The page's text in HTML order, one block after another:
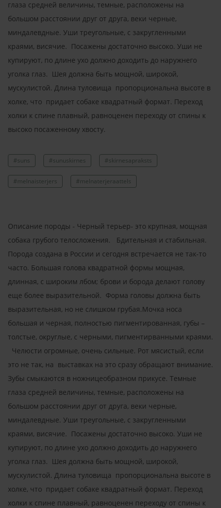
глаза средней величины, темные, расположены на
большом расстоянии друг от друга, веки черные,
миндалевдные. Уши треугольные, с закругленными
краями, висячие. Посажены достаточно высоко. Уши не
купируют, по длине ухо должно доходить до наружнего
уголка глаз. Шея должна быть мощной, широкой,
мускулистой. Длина туловища пропорциональна высоте в
холке, что придает собаке квадратный формат. Переход
холки к спине плавный, равноценен переходу от спины к
высоко посаженному хвосту.
#suns #sunuskirnes #skirnesapraksts
#melnaisterjers #melnaterjeraattels
Описание породы - Черный терьер- это крупная, мощная
собака грубого телосложения. Бдительная и стабильная.
Порода создана в России и сегодня встречается не так-то
часто. Большая голова квадратной формы мощная,
длинная, с широким лбом; брови и борода делают голову
еще более выразительной. Форма головы должна быть
выразительная, но не слишком грубая.Мочка носа
большая и черная, полностью пигментированная, губы –
толстые, округлые, с черными, пигментирванными краями.
Челюсти огромные, очень сильные. Рот мясистый, если
это не так, на выставках на это сразу обращают внимание.
Зубы смыкаются в ножницеобразном прикусе. Темные
глаза средней величины, темные, расположены на
большом расстоянии друг от друга, веки черные,
миндалевдные. Уши треугольные, с закругленными
краями, висячие. Посажены достаточно высоко. Уши не
купируют, по длине ухо должно доходить до наружнего
уголка глаз. Шея должна быть мощной, широкой,
мускулистой. Длина туловища пропорциональна высоте в
холке, что придает собаке квадратный формат. Переход
холки к спине плавный, равноценен переходу от спины к